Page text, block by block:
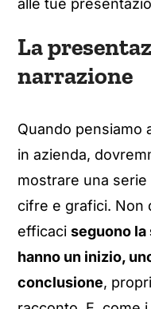
alle tue
La
narrazione
Quando pensiamo
in azienda,
mostrare una
cifre e grafici. Non
efficaciseguono
hanno un inizio,
conclusione,